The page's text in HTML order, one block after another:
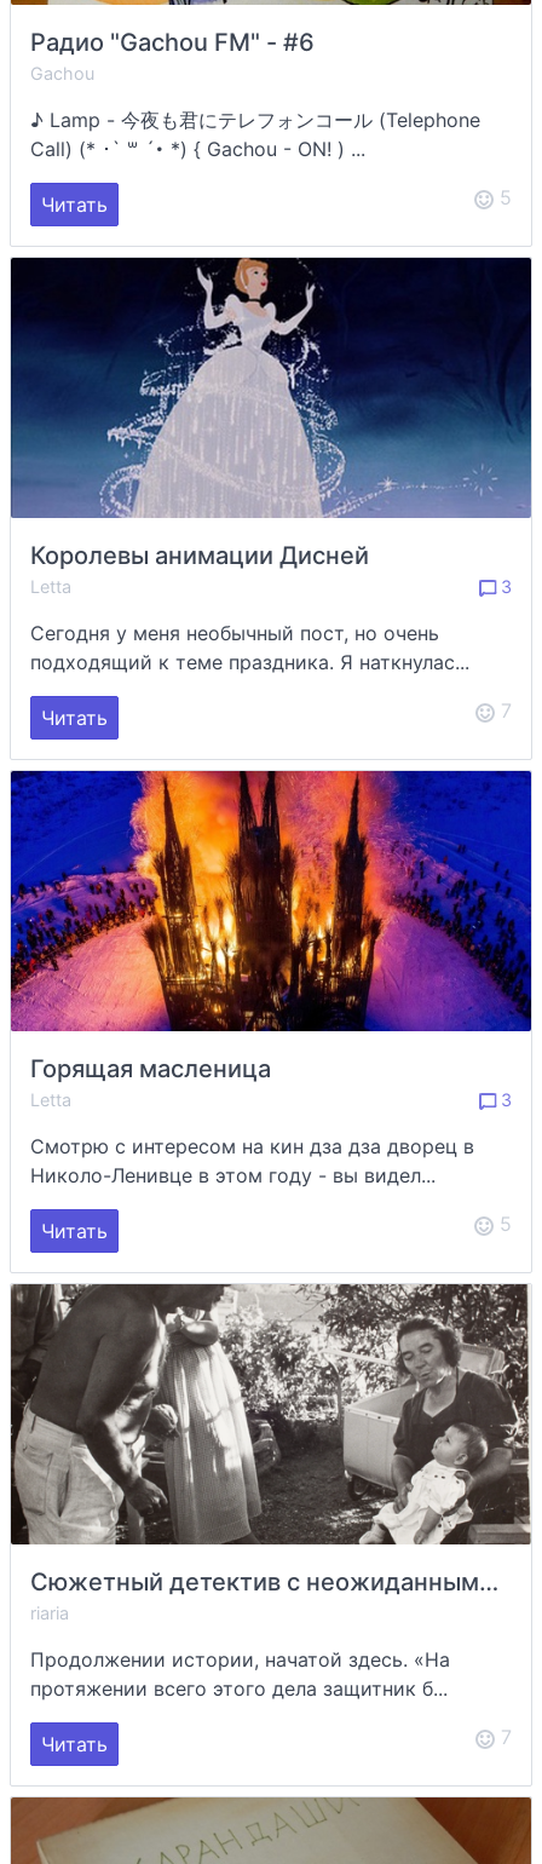
Радио "Gachou FM" - #6
Gachou
♪ Lamp - 今夜も君にテレフォンコール (Telephone
Call) (* ･` ꒳ ´･ *) { Gachou - ON! ) ...
Читать 5
Королевы анимации Дисней
Letta 3
Сегодня у меня необычный пост, но очень
подходящий к теме праздника. Я наткнулас...
Читать 7
Горящая масленица
Letta 3
Смотрю с интересом на кин дза дза дворец в
Николо-Ленивце в этом году - вы видел...
Читать 5
Сюжетный детектив с неожиданными поворотами 2/4
riaria
Продолжении истории, начатой здесь. «На
протяжении всего этого дела защитник б...
Читать 7